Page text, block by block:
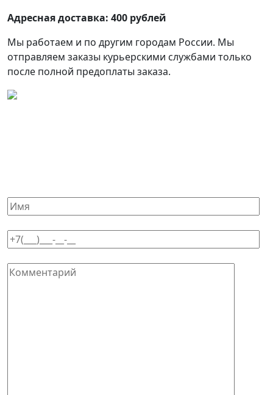
Адресная доставка: 400 рублей
Мы работаем и по другим городам России. Мы
отправляем заказы курьерскими службами только
после полной предоплаты заказа.